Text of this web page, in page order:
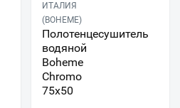
ИТАЛИЯ
(BOHEME)
Полотенцесушитель
водяной
Boheme
Chromo
75x50